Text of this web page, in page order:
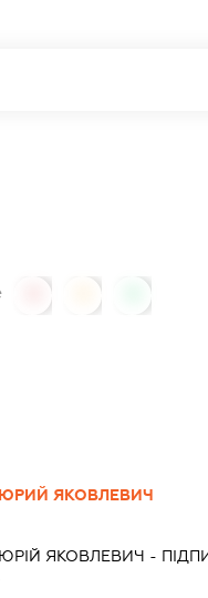
ЯКОВЛЕВИЧ
ЯКОВЛЕВИЧ -